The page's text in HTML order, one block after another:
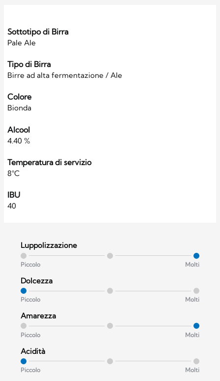
Sottotipo di Birra
Pale Ale
Tipo di Birra
Birre ad alta fermentazione / Ale
Colore
Bionda
Alcool
4.40 %
Temperatura di servizio
8°C
IBU
40
Luppolizzazione
Piccolo Molti
Dolcezza
Piccolo Molti
Amarezza
Piccolo Molti
Acidità
Piccolo Molti